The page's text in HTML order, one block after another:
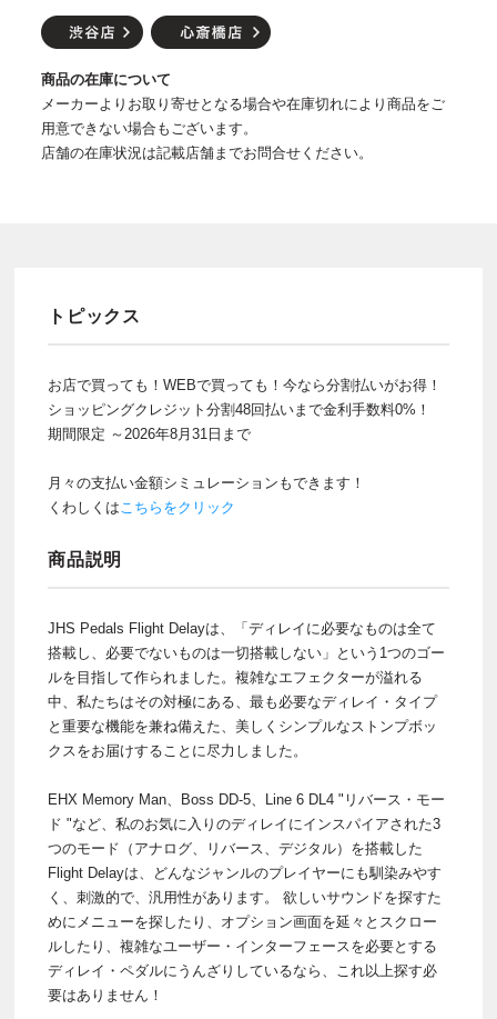
商品の在庫について
メーカーよりお取り寄せとなる場合や在庫切れにより商品をご
用意できない場合もございます。
店舗の在庫状況は記載店舗までお問合せください。
トピックス
お店で買っても！WEBで買っても！今なら分割払いがお得！
ショッピングクレジット分割48回払いまで金利手数料0%！
期間限定 ～2026年8月31日まで
月々の支払い金額シミュレーションもできます！
くわしくはこちらをクリック
商品説明
JHS Pedals Flight Delayは、「ディレイに必要なものは全て
搭載し、必要でないものは一切搭載しない」という1つのゴー
ルを目指して作られました。複雑なエフェクターが溢れる
中、私たちはその対極にある、最も必要なディレイ・タイプ
と重要な機能を兼ね備えた、美しくシンプルなストンプボッ
クスをお届けすることに尽力しました。
EHX Memory Man、Boss DD-5、Line 6 DL4 "リバース・モー
ド "など、私のお気に入りのディレイにインスパイアされた3
つのモード（アナログ、リバース、デジタル）を搭載した
Flight Delayは、どんなジャンルのプレイヤーにも馴染みやす
く、刺激的で、汎用性があります。 欲しいサウンドを探すた
めにメニューを探したり、オプション画面を延々とスクロー
ルしたり、複雑なユーザー・インターフェースを必要とする
ディレイ・ペダルにうんざりしているなら、これ以上探す必
要はありません！